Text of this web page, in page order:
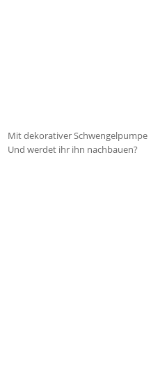
Mit dekorativer Schwengelpumpe
Und werdet ihr ihn nachbauen?